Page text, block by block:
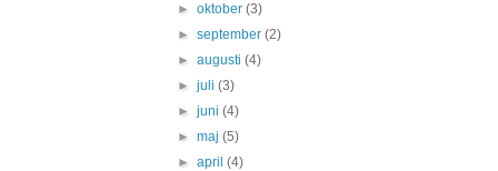
►oktober(3)
►september(2)
►augusti(4)
►juli(3)
►juni(4)
►maj(5)
►april(4)